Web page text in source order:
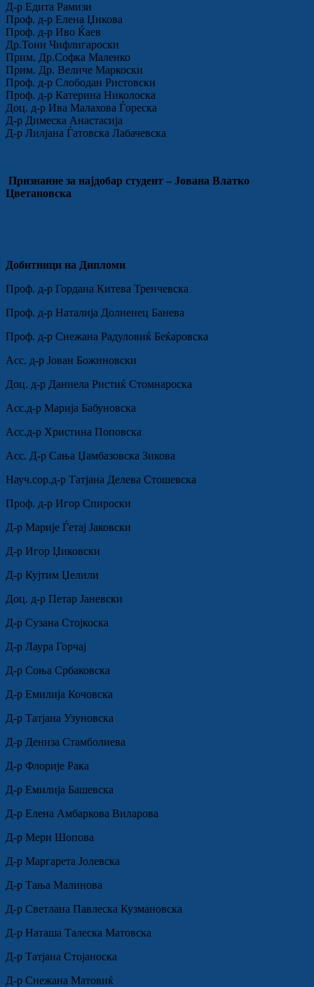
Д-р Едита Рамизи
Проф. д-р Елена Џикова
Проф. д-р Иво Ќаев
Др.Тони Чифлигароски
Прим. Др.Софка Маленко
Прим. Др. Величе Маркоски
Проф. д-р Слободан Ристовски
Проф. д-р Катерина Николоска
Доц. д-р Ива Малахова Ѓореска
Д-р Димеска Анастасија
Д-р Лилјана Ѓатовска Лабачевска
Признание за најдобар студент – Јована Влатко
Цветановска
Добитници на Дипломи
Проф. д-р Гордана Китева Тренчевска
Проф. д-р Наталија Долненец Банева
Проф. д-р Снежана Радуловиќ Беќаровска
Асс. д-р Јован Божиновски
Доц. д-р Даниела Ристиќ Стомнароска
Асс.д-р Марија Бабуновска
Асс.д-р Христина Поповска
Асс. Д-р Сања Џамбазовска Зикова
Науч.сор.д-р Татјана Делева Стошевска
Проф. д-р Игор Спироски
Д-р Марије Ѓетај Јаковски
Д-р Игор Џиковски
Д-р Кујтим Џелили
Доц. д-р Петар Јаневски
Д-р Сузана Стојкоска
Д-р Лаура Горчај
Д-р Соња Србаковска
Д-р Емилија Кочовска
Д-р Татјана Узуновска
Д-р Дениза Стамболиева
Д-р Флорије Рака
Д-р Емилија Башевска
Д-р Елена Амбаркова Виларова
Д-р Мери Шопова
Д-р Маргарета Јолевска
Д-р Тања Малинова
Д-р Светлана Павлеска Кузмановска
Д-р Наташа Талеска Матовска
Д-р Татјана Стојаноска
Д-р Снежана Матовиќ